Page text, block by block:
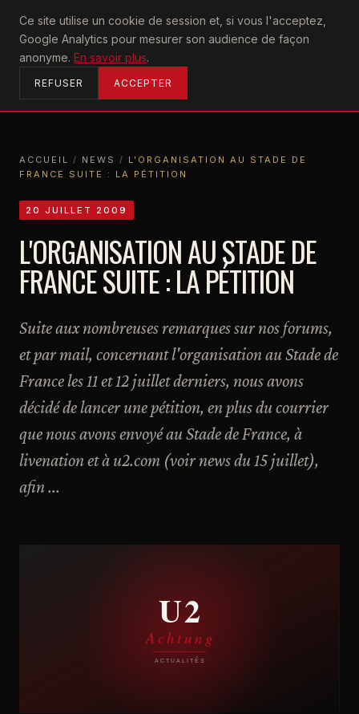
Ce site utilise un cookie de session et, si vous l'acceptez,
Google Analytics pour mesurer son audience de façon
anonyme. En savoir plus.
REFUSER ACCEPTER
U2achtung
ACCUEIL
ACCUEIL / NEWS / L'ORGANISATION AU STADE DE
FRANCE SUITE : LA PÉTITION
20 JUILLET 2009
L'ORGANISATION AU STADE DE
FRANCE SUITE : LA PÉTITION
Suite aux nombreuses remarques sur nos forums,
et par mail, concernant l'organisation au Stade de
France les 11 et 12 juillet derniers, nous avons
décidé de lancer une pétition, en plus du courrier
que nous avons envoyé au Stade de France, à
livenation et à u2.com (voir news du 15 juillet),
afin ...